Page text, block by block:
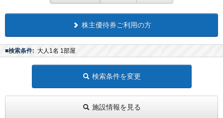
株主優待券ご利用の方
■検索条件: 大人1名 1部屋
検索条件を変更
施設情報を見る